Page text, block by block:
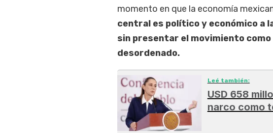
momento en que la economía
central es político y económico a
sin presentar el movimiento
desordenado.
Leé también:
USD 658
narco como